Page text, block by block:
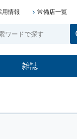
用情報 常備店一覧
雑誌